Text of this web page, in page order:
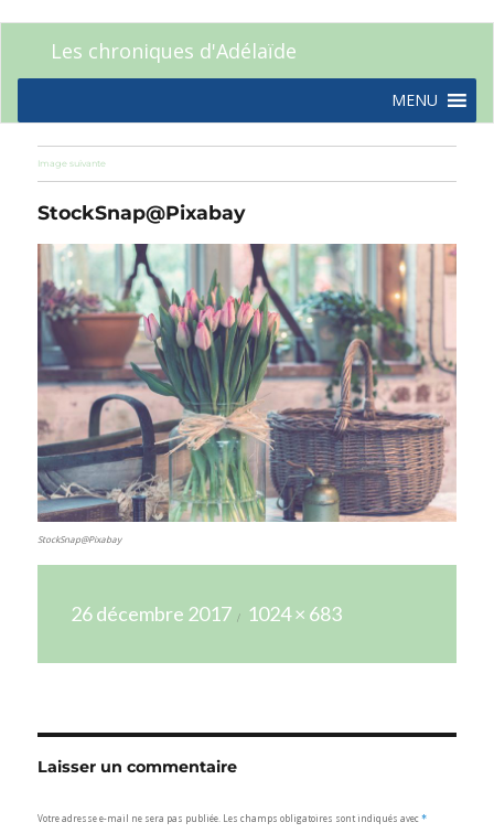
Les chroniques d'Adélaïde
MENU
Image suivante
StockSnap@Pixabay
StockSnap@Pixabay
le
26 décembre 2017
réelle
1024 × 683
Laisser un commentaire
Votre adresse e-mail ne sera pas publiée. Les champs obligatoires sont indiqués avec*